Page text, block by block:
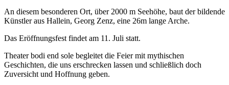
An diesem besonderen Ort, über 2000 m Seehöhe, baut der bildende
Künstler aus Hallein, Georg Zenz, eine 26m lange Arche.
Das Eröffnungsfest findet am 11. Juli statt.
Theater bodi end sole begleitet die Feier mit mythischen
Geschichten, die uns erschrecken lassen und schließlich doch
Zuversicht und Hoffnung geben.